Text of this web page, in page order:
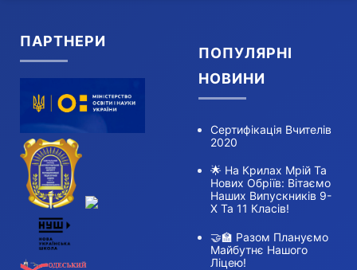
ПАРТНЕРИ
ПОПУЛЯРНІ
НОВИНИ
Сертифікація Вчителів
2020
🌟 На Крилах Мрій Та
Нових Обріїв: Вітаємо
Наших Випускників 9-
Х Та 11 Класів!
🤝🏫 Разом Плануємо
Майбутнє Нашого
Ліцею!